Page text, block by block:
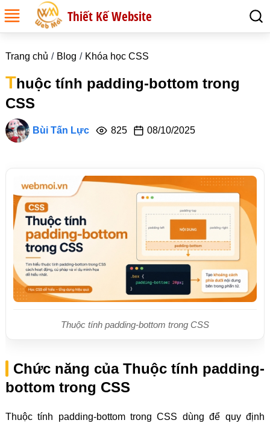
Thiết Kế Website
Trang chủ Blog Khóa học CSS
Thuộc tính padding-bottom trong
CSS
Bùi Tấn Lực 825 08/10/2025
Thuộc tính padding-bottom trong CSS
Chức năng của Thuộc tính padding-
bottom trong CSS
Thuộc tính padding-bottom trong CSS dùng để quy định